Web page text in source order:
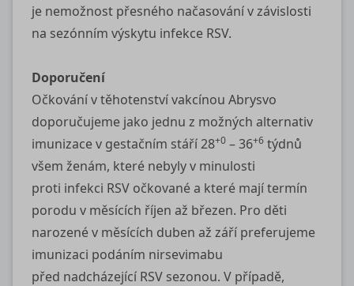
je nemožnost přesného načasování v závislosti
na sezónním výskytu infekce RSV.
Doporučení
Očkování v těhotenství vakcínou Abrysvo
doporučujeme jako jednu z možných alternativ
imunizace v gestačním stáří 28+0 – 36+6 týdnů
všem ženám, které nebyly v minulosti
proti infekci RSV očkované a které mají termín
porodu v měsících říjen až březen. Pro děti
narozené v měsících duben až září preferujeme
imunizaci podáním nirsevimabu
před nadcházející RSV sezonou. V případě,